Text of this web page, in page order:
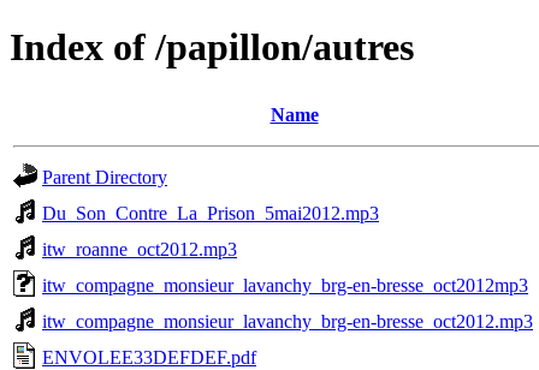
Index of /papillon/autres
Name
Parent Directory
Du_Son_Contre_La_Prison_5mai2012.mp3
itw_roanne_oct2012.mp3
itw_compagne_monsieur_lavanchy_brg-en-bresse_oct2012mp3
itw_compagne_monsieur_lavanchy_brg-en-bresse_oct2012.mp3
ENVOLEE33DEFDEF.pdf